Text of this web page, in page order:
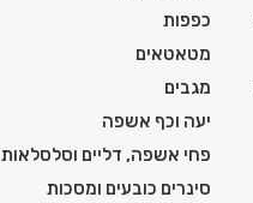
כפפות
מטאטאים
מגבים
יעה וכף אשפה
פחי אשפה, דליים וסלסלאות
סינרים כובעים ומסכות